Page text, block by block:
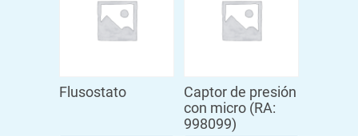
Flusostato
Captor de presión
con micro (RA:
998099)